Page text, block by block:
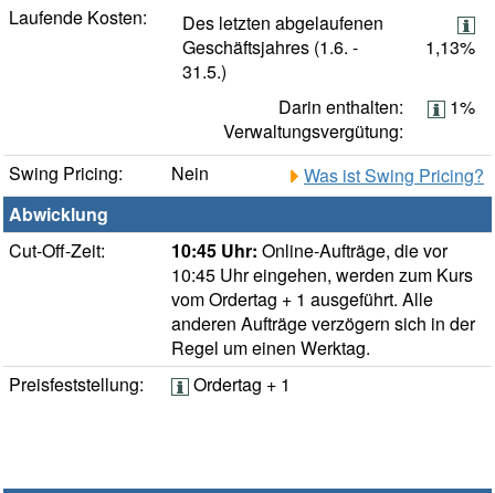
Laufende Kosten:
Des letzten abgelaufenen
Geschäftsjahres (1.6. -
31.5.)
1,13%
Darin enthalten:
Verwaltungsvergütung:
1%
Swing Pricing: Nein
Was ist Swing Pricing?
Abwicklung
Cut-Off-Zeit:
10:45 Uhr: Online-Aufträge, die vor
10:45 Uhr eingehen, werden zum Kurs
vom Ordertag + 1 ausgeführt. Alle
anderen Aufträge verzögern sich in der
Regel um einen Werktag.
Preisfeststellung:
Ordertag + 1